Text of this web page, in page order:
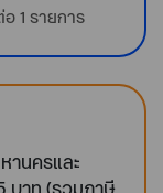
1 รายการ
านครและ